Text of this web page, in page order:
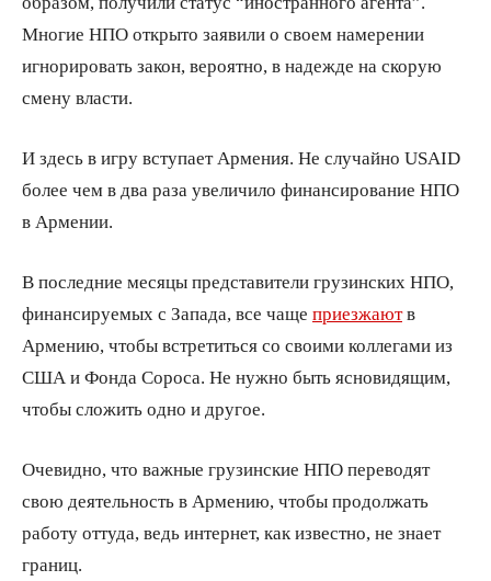
Многие НПО открыто заявили о своем намерении
игнорировать закон, вероятно, в надежде на скорую
смену власти.
И здесь в игру вступает Армения. Не случайно USAID
более чем в два раза увеличило финансирование НПО
в Армении.
В последние месяцы представители грузинских НПО,
финансируемых с Запада, все чаще приезжаютв
Армению, чтобы встретиться со своими коллегами из
США и Фонда Сороса. Не нужно быть ясновидящим,
чтобы сложить одно и другое.
Очевидно, что важные грузинские НПО переводят
свою деятельность в Армению, чтобы продолжать
работу оттуда, ведь интернет, как известно, не знает
границ.